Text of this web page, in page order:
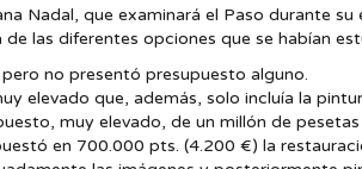
Nadal, que examinará el Paso durante su
las diferentes opciones que se habían
no presentó presupuesto alguno.
elevado que, además, solo incluía la
muy elevado, de un millón de
en 700.000 pts. (4.200 €) la